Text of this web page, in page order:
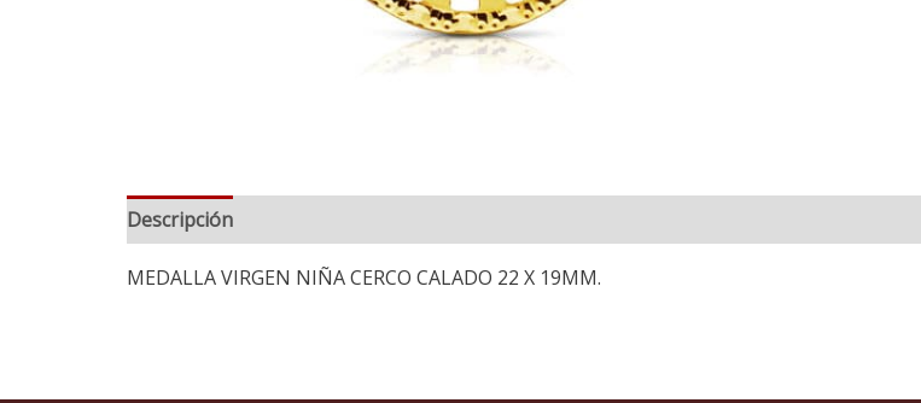
Descripción
MEDALLA VIRGEN NIÑA CERCO CALADO 22 X 19MM.